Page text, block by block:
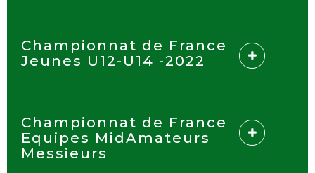
Championnat de France
Jeunes U12-U14 -2022
Championnat de France
Equipes MidAmateurs
Messieurs